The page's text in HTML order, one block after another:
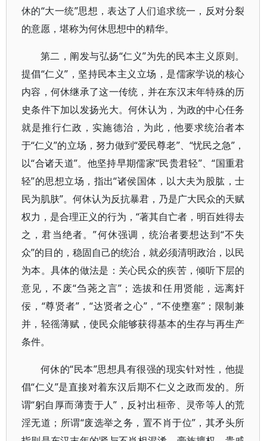
休的“大一统”思想，表达了人们追求统一，反对分裂
的意愿，堪称为何休思想中的精华。
第二，阐发与弘扬“仁义”为先的民本主义原则。
提倡“仁义”，坚持民本主义立场，是儒家学说的核心
内容，何休继承了这一传统，并在东汉末年特殊的历
史条件下加以发扬光大。何休认为，为政的中心任务
就是推行仁政，实施德治，为此，他要求统治者本
于“仁义”的立场，努力做到“爱民尊老”、“忧民之急”，
以“合诸天道”。他坚持早期儒家“民贵君轻”、“国重君
轻”的思想立场，指出“诸侯国体，以大夫为股肱，士
民为肌肤”。何休认为反抗暴君，乃是广大民众的天赋
权力，是合理正义的行为，“著其自亡者，明百姓得去
之，君当绝者。”何休强调，统治者要想达到“不失
众”的目的，稳固自己的统治，就必须清明政治，以民
为本。具体的做法是：关心民众的疾苦，倾听下层的
意见，不废“刍荛之言”；选拔和任用贤能，远离奸
佞，“尊贤者”，“达贤者之心”，“不使壅塞”；限制兼
并，轻徭薄赋，使民众能够获得基本的生存与再生产
条件。
何休的“民本”思想具有很强的现实针对性，他提
倡“仁义”是直接对着东汉后期不仁义之政而发的。所
谓“躬自厚而薄责于人”，反衬出桓帝、灵帝等人的荒
淫无道；所谓“废选举之务，置不肖于位”，其矛头所